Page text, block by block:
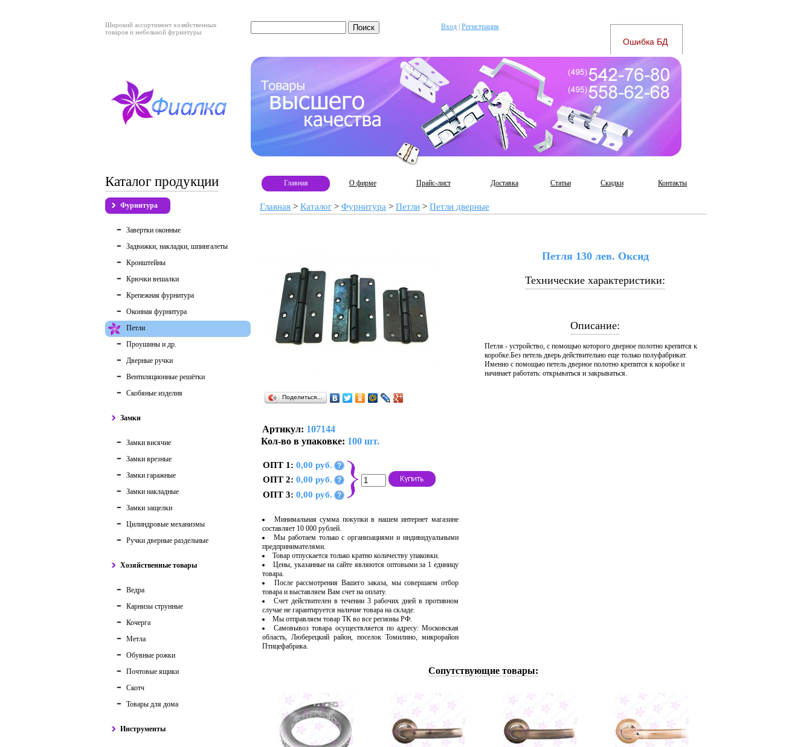
Широкий ассортимент хозяйственных
товаров и мебельной фурнитуры
Вход Регистрация
Каталог продукции
Фурнитура
Завертки оконные
Задвижки, накладки, шпингалеты
Кронштейны
Крючки вешалки
Крепежная фурнитура
Оконная фурнитура
Петли
Проушины и др.
Дверные ручки
Вентиляционные решётки
Скобяные изделия
Замки
Замки висячие
Замки врезные
Замки гаражные
Замки накладные
Замки защелки
Цилиндровые механизмы
Ручки дверные раздельные
Хозяйственные товары
Ведра
Карнизы струнные
Кочерга
Метла
Обувные рожки
Почтовые ящики
Скотч
Товары для дома
Инструменты
Главная О фирме Прайс-лист Доставка Статьи Скидки Контакты
Главная > Каталог > Фурнитура > Петли > Петли дверные
Поделиться…
Артикул: 107144
Кол-во в упаковке: 100 шт.
ОПТ 1: 0,00 руб. ?
ОПТ 2: 0,00 руб. ?
ОПТ 3: 0,00 руб. ?
Минимальная сумма покупки в нашем интернет магазине
составляет 10 000 рублей.
Мы работаем только с организациями и индивидуальными
предпринимателями.
Товар отпускается только кратно количеству упаковки.
Цены, указанные на сайте являются оптовыми за 1 единицу
товара.
После рассмотрения Вашего заказа, мы совершаем отбор
товара и выставляем Вам счет на оплату.
Счет действителен в течении 3 рабочих дней в противном
случае не гарантируется наличие товара на складе.
Мы отправляем товар ТК во все регионы РФ.
Самовывоз товара осуществляется по адресу: Московская
область, Люберецкий район, поселок Томилино, микрорайон
Птицефабрика.
Петля 130 лев. Оксид
Технические характеристики:
Описание:
Петля - устройство, с помощью которого дверное полотно крепится к
коробке.Без петель дверь действительно еще только полуфабрикат.
Именно с помощью петель дверное полотно крепится к коробке и
начинает работать: открываться и закрываться.
Сопутствующие товары: